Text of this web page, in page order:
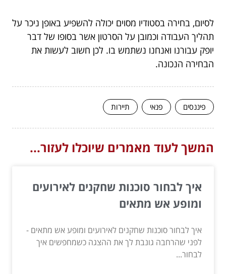
לסיום, בחירה בסטודיו מסוים יכולה להשפיע באופן ניכר על
תהליך העבודה וכמובן על הסרטון אשר בסופו של דבר
יופק עבורנו ואנחנו נשתמש בו. לכן חשוב לעשות את
הבחירה הנכונה.
פיננסים פנאי תיירות
המשך לעוד מאמרים שיוכלו לעזור...
איך לבחור סוכנות שחקנים לאירועים
ומופע אש מתאים
איך לבחור סוכנות שחקנים לאירועים ומופע אש מתאים -
לפני שהרחבה גונבת לך את ההצגה כשמחפשים איך
לבחור...